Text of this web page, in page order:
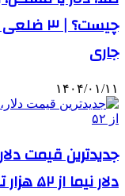
چیست؟ |
جاری
۱۴۰۴/۰۱/۱۱
جدیدترین قیمت
دلار نیما از ۵۲ هزار تومان عبور کرد